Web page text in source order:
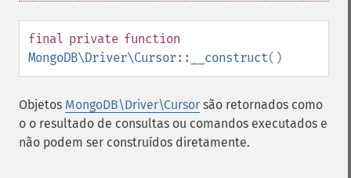
final private function
MongoDB\Driver\Cursor::__construct()
Objetos MongoDB\Driver\Cursor são retornados como
o o resultado de consultas ou comandos executados e
não podem ser construídos diretamente.